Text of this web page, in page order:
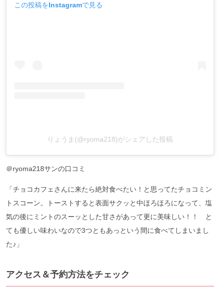
この投稿をInstagramで見る
りょうま(@ryoma218)がシェアした投稿
＠ryoma218サンの口コミ
「チョコカフェさんに来たら絶対食べたい！と思ってたチョコミン
トスコーン。トーストすると表面サクッと中ほろほろになって、塩
気の後にミントのスーッとした甘さがあって更に美味しい！！ と
ても優しい味わいなので3つともあっという間に食べてしまいまし
た♪」
アクセス＆予約方法をチェック